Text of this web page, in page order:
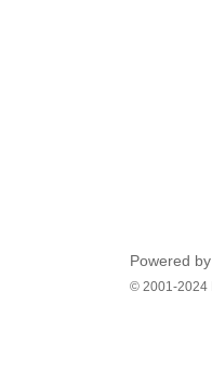
Powered by
© 2001-2024